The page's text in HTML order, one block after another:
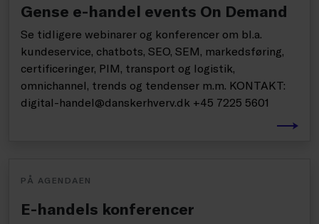
Gense e-handel events On Demand
Se tidligere webinarer og konferencer om bl.a.
kundeservice, chatbots, SEO, SEM, markedsføring,
certificeringer, PIM, transport og logistik,
omnichannel, trends og tendenser m.m. KONTAKT:
digital-handel@danskerhverv.dk +45 7225 5601
PÅ AGENDAEN
E-handels konferencer